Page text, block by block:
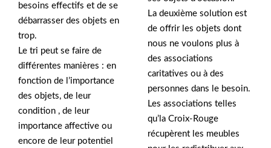
besoins effectifs et de se
débarrasser des objets en
trop.
Le tri peut se faire de
différentes manières : en
fonction de l’importance
des objets, de leur
condition , de leur
importance affective ou
encore de leur potentiel
La deuxième solution est
de offrir les objets dont
nous ne voulons plus à
des associations
caritatives ou à des
personnes dans le besoin.
Les associations telles
qu’la Croix-Rouge
récupèrent les meubles